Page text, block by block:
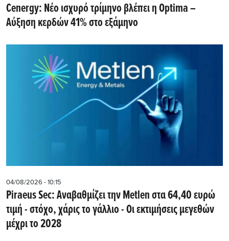
Cenergy: Νέο ισχυρό τρίμηνο βλέπει η Optima –
Αύξηση κερδών 41% στο εξάμηνο
04/08/2026 - 10:15
Piraeus Sec: Αναβαθμίζει την Metlen στα 64,40 ευρώ
τιμή - στόχο, χάρις το γάλλιο - Οι εκτιμήσεις μεγεθών
μέχρι το 2028